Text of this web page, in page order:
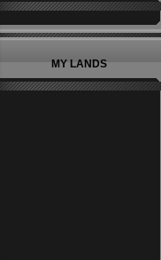
MY LANDS